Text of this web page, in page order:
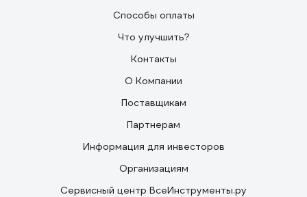
Способы оплаты
Что улучшить?
Контакты
О Компании
Поставщикам
Партнерам
Информация для инвесторов
Организациям
Сервисный центр ВсеИнструменты.ру